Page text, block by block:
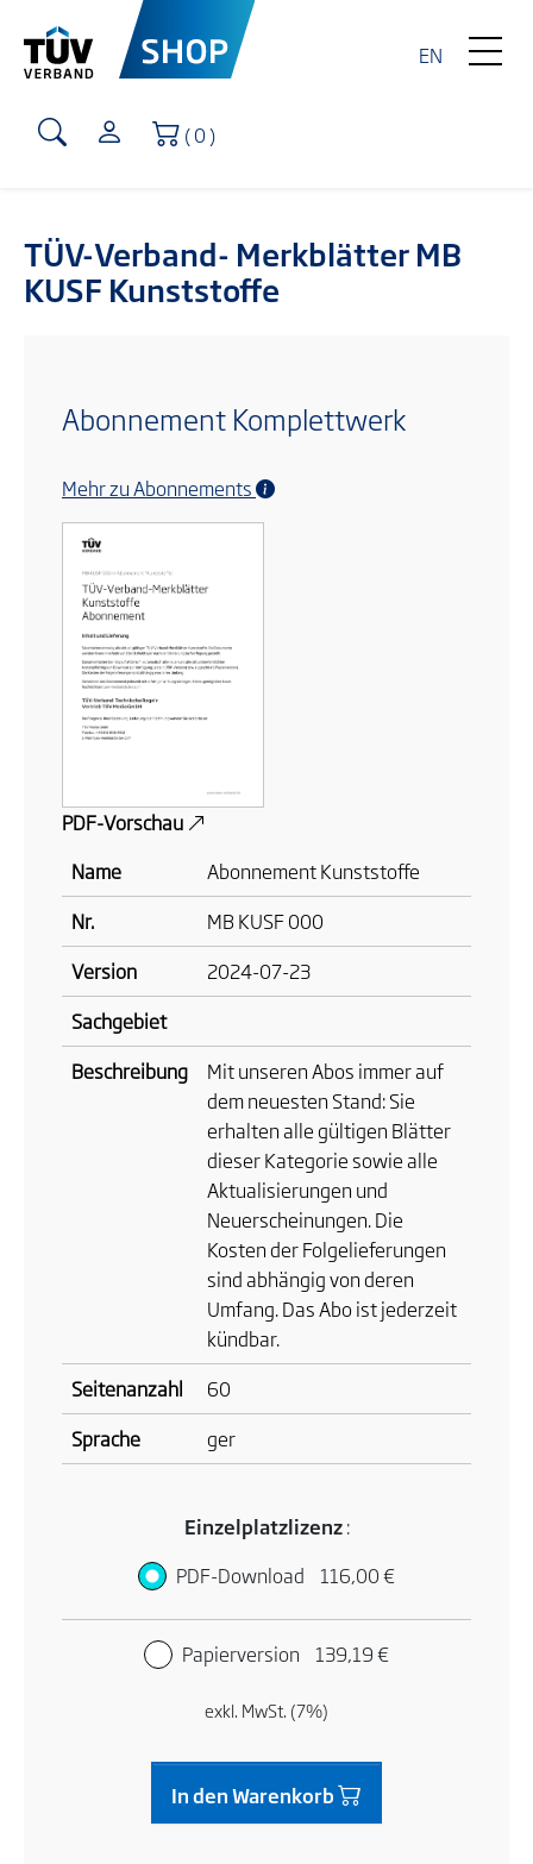
EN
Warenkorb
( 0 )
TÜV-Verband- Merkblätter MB
KUSF Kunststoffe
Abonnement Komplettwerk
Mehr zu Abonnements
PDF-Vorschau
Name
Abonnement Kunststoffe
Nr.
MB KUSF 000
Version
2024-07-23
Sachgebiet
Beschreibung
Mit unseren Abos immer auf
dem neuesten Stand: Sie
erhalten alle gültigen Blätter
dieser Kategorie sowie alle
Aktualisierungen und
Neuerscheinungen. Die
Kosten der Folgelieferungen
sind abhängig von deren
Umfang. Das Abo ist jederzeit
kündbar.
Seitenanzahl
60
Sprache
ger
Einzelplatzlizenz:
PDF-Download
116,00 €
Papierversion 139,19 €
exkl. MwSt. (7%)
In den Warenkorb